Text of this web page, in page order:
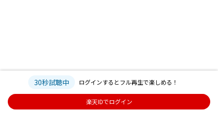
30秒試聴中 ログインするとフル再生で楽しめる！
楽天IDでログイン